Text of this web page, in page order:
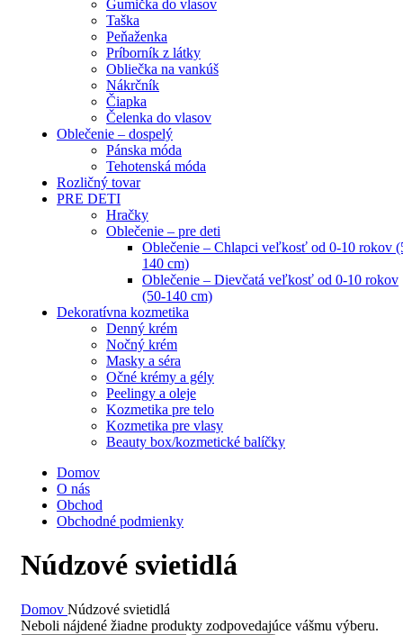
Gumička do vlasov
Taška
Peňaženka
Príborník z látky
Obliečka na vankúš
Nákrčník
Čiapka
Čelenka do vlasov
Oblečenie – dospelý
Pánska móda
Tehotenská móda
Rozličný tovar
PRE DETI
Hračky
Oblečenie – pre deti
Oblečenie – Chlapci veľkosť od 0-10 rokov
140 cm)
Oblečenie – Dievčatá veľkosť od 0-10 rokov
(50-140 cm)
Dekoratívna kozmetika
Denný krém
Nočný krém
Masky a séra
Očné krémy a gély
Peelingy a oleje
Kozmetika pre telo
Kozmetika pre vlasy
Beauty box/kozmetické balíčky
Domov
O nás
Obchod
Obchodné podmienky
Núdzové svietidlá
Domov Núdzové svietidlá
Neboli nájdené žiadne produkty zodpovedajúce vášmu výberu.